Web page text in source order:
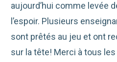
aujourd’hui comme levée
l’espoir. Plusieurs
sont prêtés au jeu et ont
sur la tête! Merci à tous